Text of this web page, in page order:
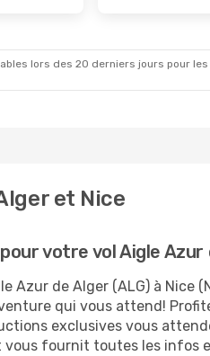
lors des 20 derniers jours pour
et Nice
votre vol Aigle Azur
Azur de Alger (ALG) à Nice
qui vous attend!
exclusives vous
fournit toutes les infos